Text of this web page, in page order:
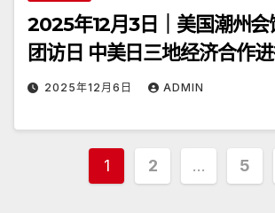
2025年12月3日｜美国潮州会
团访日 中美日三地经济合作
2025年12月6日 ADMIN
文
1 2 … 5